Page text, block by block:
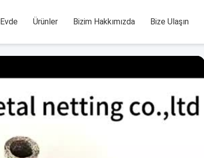
Evde Ürünler Bizim Hakkımızda Bize Ulaşın